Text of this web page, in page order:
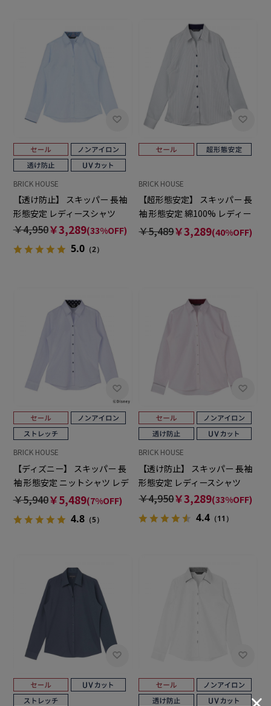
BRICK HOUSE
【透け防止】 スキッパー 長袖
形態安定 レディースシャツ
￥4,950￥3,289(33%OFF)
5.0（2）
BRICK HOUSE
【超形態安定】 スキッパー 長
袖 形態安定 綿100% レディー
スシャツ
￥5,489￥3,289(40%OFF)
BRICK HOUSE
【ディズニー】 スキッパー 長
袖 形態安定 ニットシャツ レデ
ィースシャツ
￥5,940￥5,489(7%OFF)
4.8（5）
BRICK HOUSE
【透け防止】 スキッパー 長袖
形態安定 レディースシャツ
￥4,950￥3,289(33%OFF)
4.4 （11）